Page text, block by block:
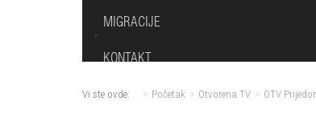
MIGRACIJE
KONTAKT
Vi ste ovde: Početak Otvorena TV OTV Prijedor